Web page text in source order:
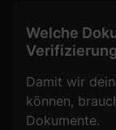
Welche
Damit wir
können,
Dokumente.